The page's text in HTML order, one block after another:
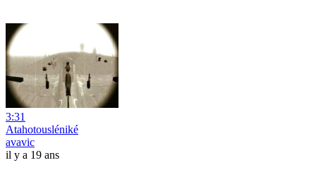
3:31
Atahotousléniké
avavic
il y a 19 ans